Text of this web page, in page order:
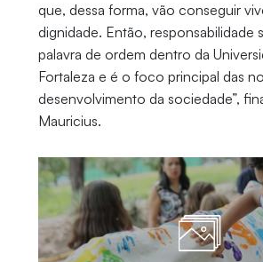
que, dessa forma, vão conseguir
dignidade. Então, responsabilidade
palavra de ordem dentro da
Fortaleza e é o foco principal das
desenvolvimento da sociedade”,
Mauricius.